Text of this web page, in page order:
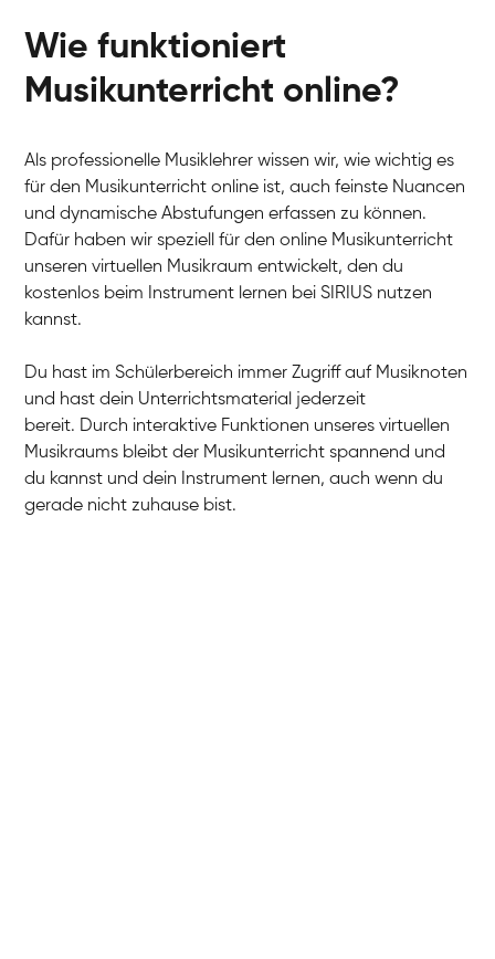
Wie funktioniert
Musikunterricht online?
Als professionelle Musiklehrer wissen wir, wie wichtig es
für den Musikunterricht online ist, auch feinste Nuancen
und dynamische Abstufungen erfassen zu können.
Dafür haben wir speziell für den online Musikunterricht
unseren virtuellen Musikraum entwickelt, den du
kostenlos beim Instrument lernen bei SIRIUS nutzen
kannst.
Du hast im Schülerbereich immer Zugriff auf Musiknoten
und hast dein Unterrichtsmaterial jederzeit
bereit. Durch interaktive Funktionen unseres virtuellen
Musikraums bleibt der Musikunterricht spannend und
du kannst und dein Instrument lernen, auch wenn du
gerade nicht zuhause bist.